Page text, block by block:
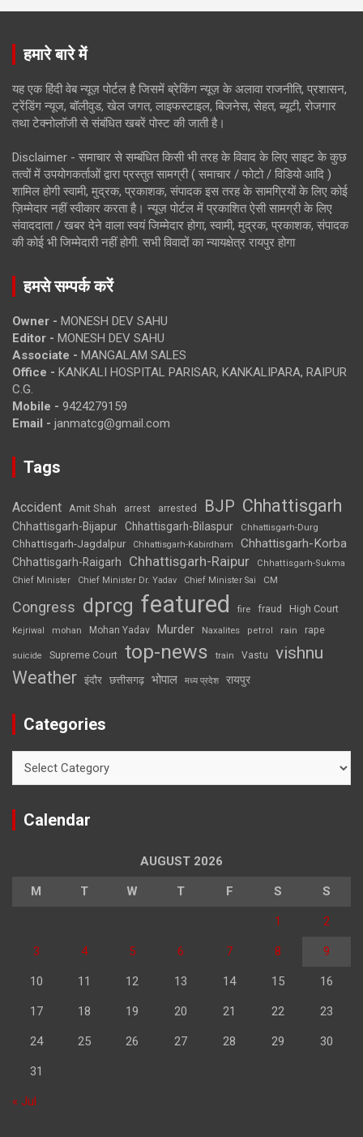
हमारे बारे में
यह एक हिंदी वेब न्यूज़ पोर्टल है जिसमें ब्रेकिंग न्यूज़ के अलावा राजनीति, प्रशासन,
ट्रेंडिंग न्यूज, बॉलीवुड, खेल जगत, लाइफस्टाइल, बिजनेस, सेहत, ब्यूटी, रोजगार
तथा टेक्नोलॉजी से संबंधित खबरें पोस्ट की जाती है।
Disclaimer - समाचार से सम्बंधित किसी भी तरह के विवाद के लिए साइट के कुछ
तत्वों में उपयोगकर्ताओं द्वारा प्रस्तुत सामग्री ( समाचार / फोटो / विडियो आदि )
शामिल होगी स्वामी, मुद्रक, प्रकाशक, संपादक इस तरह के सामग्रियों के लिए कोई
ज़िम्मेदार नहीं स्वीकार करता है। न्यूज़ पोर्टल में प्रकाशित ऐसी सामग्री के लिए
संवाददाता / खबर देने वाला स्वयं जिम्मेदार होगा, स्वामी, मुद्रक, प्रकाशक, संपादक
की कोई भी जिम्मेदारी नहीं होगी. सभी विवादों का न्यायक्षेत्र रायपुर होगा
हमसे सम्पर्क करें
Owner - MONESH DEV SAHU
Editor - MONESH DEV SAHU
Associate - MANGALAM SALES
Office - KANKALI HOSPITAL PARISAR, KANKALIPARA, RAIPUR
C.G.
Mobile - 9424279159
Email - janmatcg@gmail.com
Tags
Accident Amit Shah arrest arrested BJP Chhattisgarh
Chhattisgarh-Bijapur Chhattisgarh-Bilaspur Chhattisgarh-Durg
Chhattisgarh-Jagdalpur Chhattisgarh-Kabirdham Chhattisgarh-Korba
Chhattisgarh-Raigarh Chhattisgarh-Raipur
Chhattisgarh-Sukma
Chief Minister
Chief Minister Dr. Yadav Chief Minister Sai CM
Congress dprcg featured fire fraud High Court
Kejriwal mohan Mohan Yadav Murder Naxalites petrol rain rape
suicide Supreme Court top-news train Vastu vishnu
Weather इंदौर छत्तीसगढ़ भोपाल मध्य प्रदेश रायपुर
Categories
Calendar
AUGUST 2026
M T W T F S S
1 2
3 4 5 6 7 8 9
10 11 12 13 14 15 16
17 18 19 20 21 22 23
24 25 26 27 28 29 30
31
« Jul